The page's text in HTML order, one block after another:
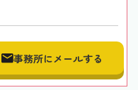
事務所にメールする